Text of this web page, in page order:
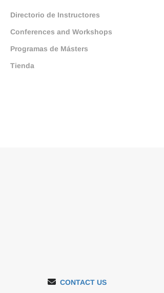
Directorio de Instructores
Conferences and Workshops
Programas de Másters
Tienda
CONTACT US